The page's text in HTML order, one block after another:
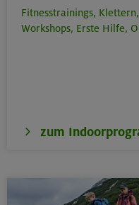
Fitnesstrainings, Klettern,
Workshops, Erste Hilfe,
zum